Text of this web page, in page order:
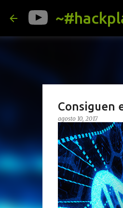
Consiguen
agosto 10, 2017